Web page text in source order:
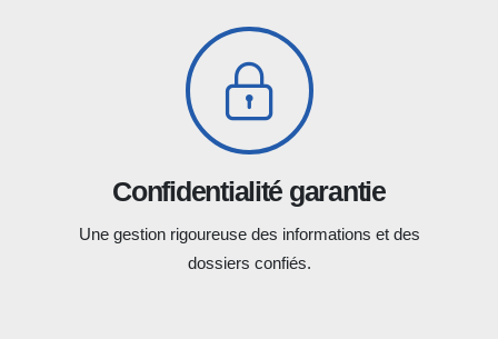
Confidentialité garantie
Une gestion rigoureuse des informations et des
dossiers confiés.